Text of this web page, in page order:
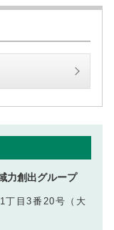
力創出グループ
目3番20号（大